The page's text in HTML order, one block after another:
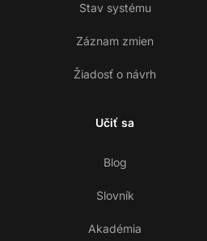
Stav systému
Záznam zmien
Žiadosť o návrh
Učiť sa
Blog
Slovník
Akadémia